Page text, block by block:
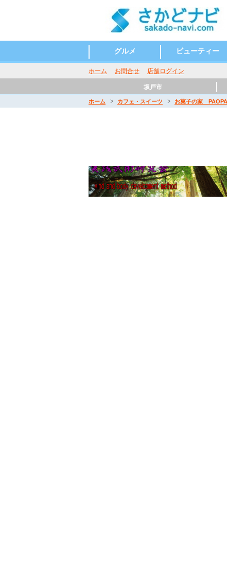
グルメ
和食 うどん そば
洋食
お酒
カフェ・スイーツ
ラーメン
イタリアン
ビューティー
ビューティーサロン
ネイルサロン
ホーム お問合せ 店舗ログイン
坂戸市
ホーム カフェ・スイーツ お菓子の家